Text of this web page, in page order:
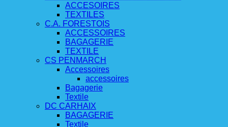
ACCESOIRES
TEXTILES
C.A. FORESTOIS
ACCESSOIRES
BAGAGERIE
TEXTILE
CS PENMARCH
Accessoires
accessoires
Bagagerie
Textile
DC CARHAIX
BAGAGERIE
Textile